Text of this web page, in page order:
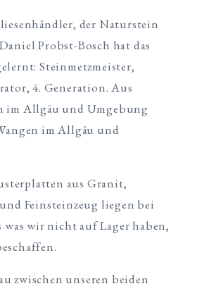
der Naturstein
Probst-Bosch hat das
Steinmetzmeister,
4. Generation. Aus
im Allgäu und Umgebung
im Allgäu und
aus Granit,
Feinsteinzeug liegen bei
wir nicht auf Lager haben,
zwischen unseren beiden